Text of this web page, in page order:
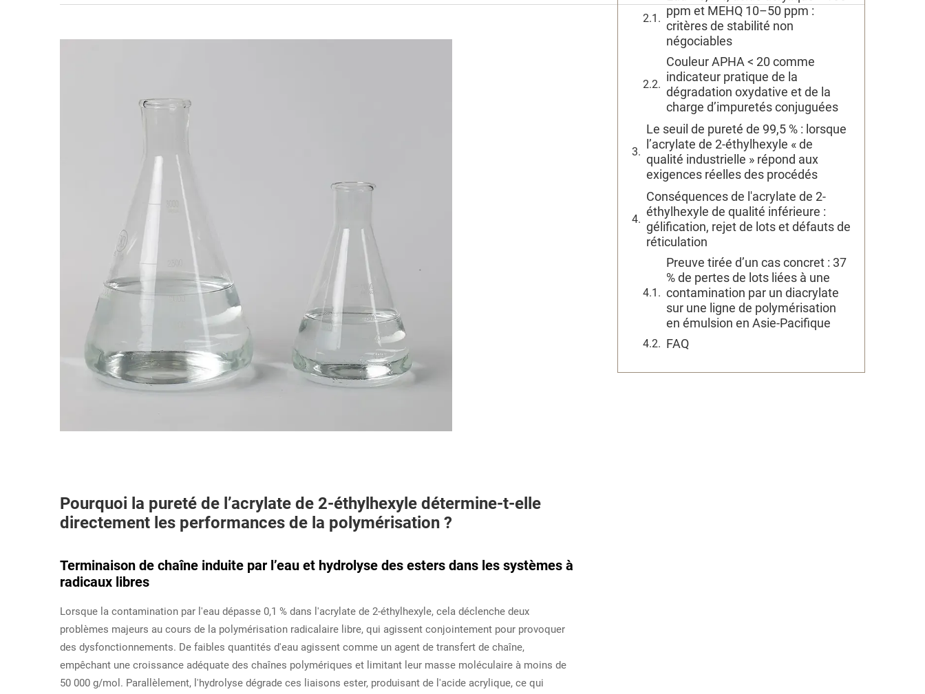
Pourquoi la pureté de l’acrylate de 2-éthylhexyle détermine-t-elle
directement les performances de la polymérisation ?
Terminaison de chaîne induite par l’eau et hydrolyse des esters dans les systèmes à
radicaux libres
Lorsque la contamination par l'eau dépasse 0,1 % dans l'acrylate de 2-éthylhexyle, cela déclenche deux
problèmes majeurs au cours de la polymérisation radicalaire libre, qui agissent conjointement pour provoquer
des dysfonctionnements. De faibles quantités d'eau agissent comme un agent de transfert de chaîne,
empêchant une croissance adéquate des chaînes polymériques et limitant leur masse moléculaire à moins de
50 000 g/mol. Parallèlement, l'hydrolyse dégrade ces liaisons ester, produisant de l'acide acrylique, ce qui
ppm et MEHQ 10–50 ppm :
critères de stabilité non
négociables
Couleur APHA < 20 comme
indicateur pratique de la
dégradation oxydative et de la
charge d’impuretés conjuguées
Le seuil de pureté de 99,5 % : lorsque
l’acrylate de 2-éthylhexyle « de
qualité industrielle » répond aux
exigences réelles des procédés
Conséquences de l'acrylate de 2-
éthylhexyle de qualité inférieure :
gélification, rejet de lots et défauts de
réticulation
Preuve tirée d’un cas concret : 37
% de pertes de lots liées à une
contamination par un diacrylate
sur une ligne de polymérisation
en émulsion en Asie-Pacifique
FAQ